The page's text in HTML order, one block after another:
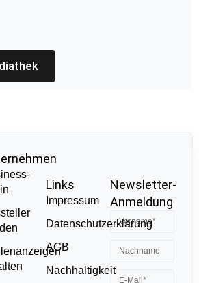
Links
Impressum
Datenschutzerklärung
AGB
Nachhaltigkeit
Newsletter-
Anmeldung